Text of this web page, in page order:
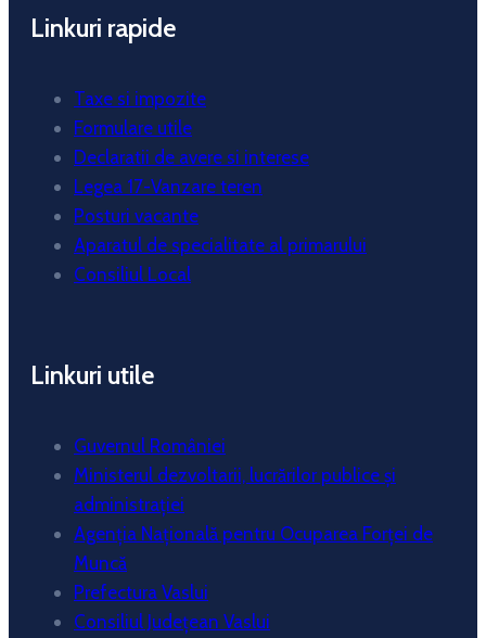
Linkuri rapide
Taxe si impozite
Formulare utile
Declaratii de avere si interese
Legea 17-Vanzare teren
Posturi vacante
Aparatul de specialitate al primarului
Consiliul Local
Linkuri utile
Guvernul României
Ministerul dezvoltarii, lucrărilor publice și
administrației
Agenția Națională pentru Ocuparea Forței de
Muncă
Prefectura Vaslui
Consiliul Județean Vaslui